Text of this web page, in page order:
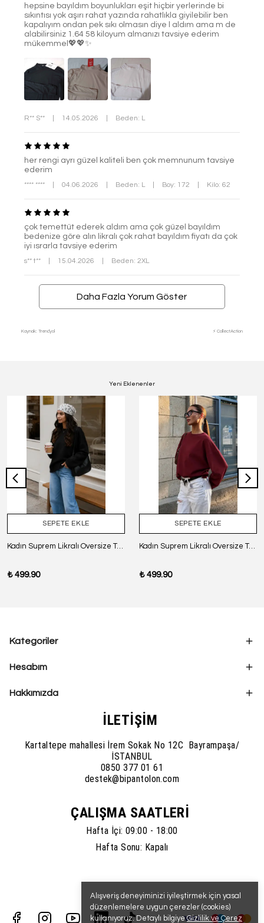
Alışveriş deneyiminizi iyileştirmek için yasal
düzenlemelere uygun çerezler (cookies)
kullanıyoruz. Detaylı bilgiyeGizlilik ve Çerez
hepsine bayıldım boyunlukları eşit hiçbir yerlerinde bi
sıkıntısı yok aşırı rahat yazında rahatlıkla giyilebilir ben
kapalıyım ondan pek sıkı olmasın diye l aldım ama m de
alabilirsiniz 1.64 58 kiloyum almanızı tavsiye ederim
mükemmel💖💖✨
R** S** 14.05.2026 Beden: L
her rengi ayrı güzel kaliteli ben çok memnunum tavsiye
ederim
**** **** 04.06.2026 Beden: L Boy: 172 Kilo: 62
çok temettüt ederek aldım ama çok güzel bayıldım
bedenize göre alın likralı çok rahat bayıldım fiyatı da çok
iyi ısrarla tavsiye ederim
s** t** 15.04.2026 Beden: 2XL
Daha Fazla Yorum Göster
Kaynak: Trendyol ⚡ CollectAction
Yeni Eklenenler
SEPETE EKLE
Kadın Suprem Likralı Oversize T-Shirt - SİYAH
₺ 499.90
SEPETE EKLE
Kadın Suprem Likralı Oversize T-Shirt - BORDO
₺ 499.90
Kategoriler
Hesabım
Hakkımızda
İLETİŞİM
Kartaltepe mahallesi İrem Sokak No 12C Bayrampaşa/
İSTANBUL
0850 377 01 61
destek@bipantolon.com
ÇALIŞMA SAATLERİ
Hafta İçi: 09:00 - 18:00
Hafta Sonu: Kapalı